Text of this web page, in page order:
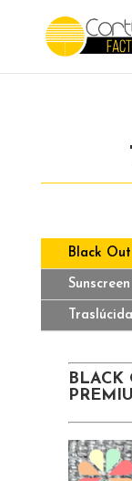
Black Out
Sunscreen
BLACK